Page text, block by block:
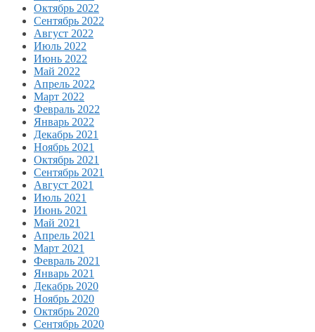
Октябрь 2022
Сентябрь 2022
Август 2022
Июль 2022
Июнь 2022
Май 2022
Апрель 2022
Март 2022
Февраль 2022
Январь 2022
Декабрь 2021
Ноябрь 2021
Октябрь 2021
Сентябрь 2021
Август 2021
Июль 2021
Июнь 2021
Май 2021
Апрель 2021
Март 2021
Февраль 2021
Январь 2021
Декабрь 2020
Ноябрь 2020
Октябрь 2020
Сентябрь 2020